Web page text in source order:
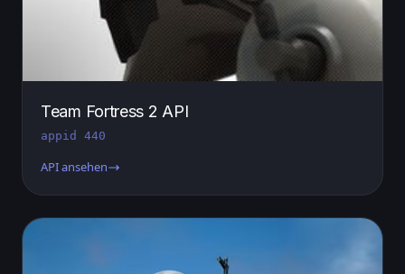
Team Fortress 2 API
appid 440
API ansehen